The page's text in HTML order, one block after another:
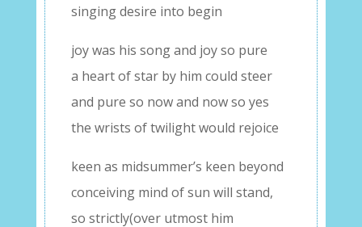
singing desire into begin
joy was his song and joy so pure
a heart of star by him could steer
and pure so now and now so yes
the wrists of twilight would rejoice
keen as midsummer’s keen beyond
conceiving mind of sun will stand,
so strictly(over utmost him